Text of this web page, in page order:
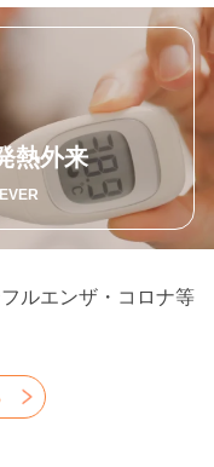
熱外来
ルエンザ・コロナ等